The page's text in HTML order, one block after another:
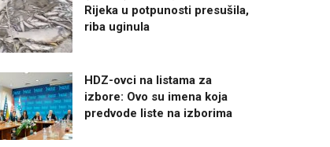
Rijeka u potpunosti presušila,
riba uginula
HDZ-ovci na listama za
izbore: Ovo su imena koja
predvode liste na izborima